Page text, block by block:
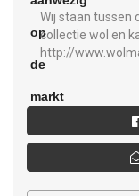
Wij staan tussen
collectie wol en
http://